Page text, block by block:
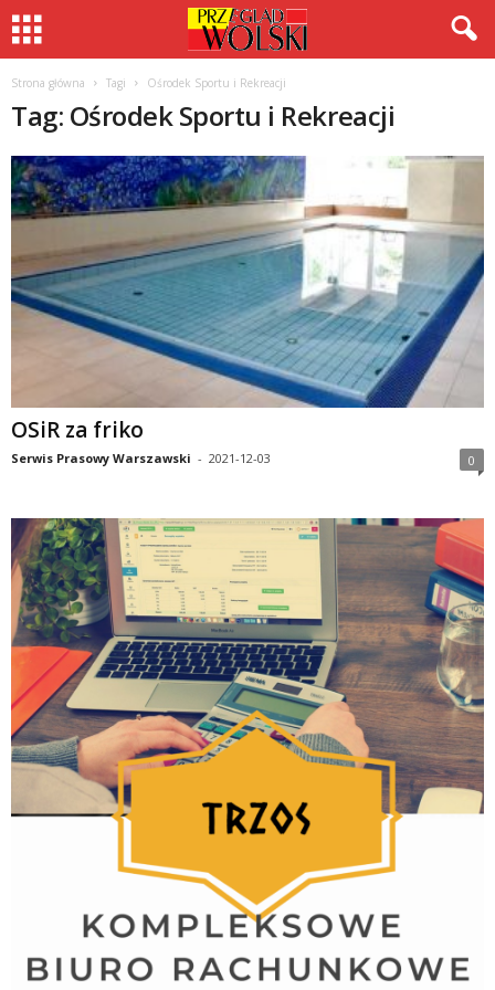
Strona główna Tagi Ośrodek Sportu i Rekreacji
Tag: Ośrodek Sportu i Rekreacji
OSiR za friko
Serwis Prasowy Warszawski - 2021-12-03 0